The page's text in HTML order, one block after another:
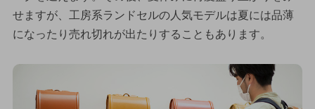
せますが、工房系ランドセルの人気モデルは夏には品薄
になったり売れ切れが出たりすることもあります。